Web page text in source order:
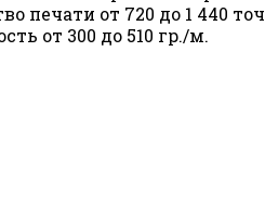
печати от 720 до 1 440
от 300 до 510 гр./м.